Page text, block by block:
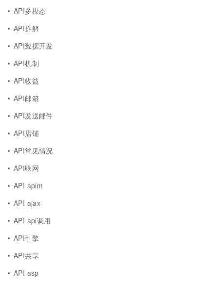
API多模态
API拆解
API数据开发
API机制
API收益
API邮箱
API发送邮件
API店铺
API常见情况
API联网
API apim
API ajax
API api调用
API引擎
API共享
API asp